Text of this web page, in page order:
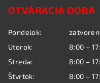
OTVÁRACIA DOBA
Pondelok:
Utorok:
8:00 –
Streda:
8:00 –
Štvrtok:
8:00 –